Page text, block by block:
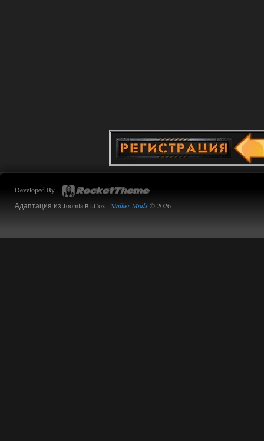
Developed By
Адаптация из Joomla в uCoz -Stalker-Mods© 2026